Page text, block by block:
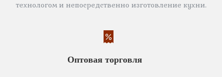
технологом и непосредственно изготовление кухни.
Оптовая торговля